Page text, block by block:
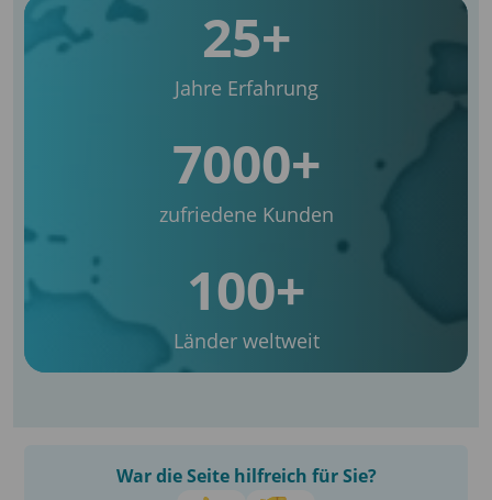
25+
Jahre Erfahrung
7000+
zufriedene Kunden
100+
Länder weltweit
War die Seite hilfreich für Sie?